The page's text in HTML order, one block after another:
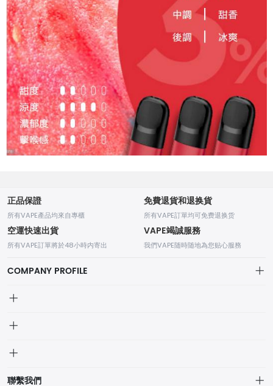
正品保證
所有VAPE產品均來自專櫃
免費退貨和退换貨
所有VAPE訂單均可免费退换货
空運快速出貨
所有VAPE訂單將於48小時内寄出
VAPE竭誠服務
我們VAPE随時随地為您贴心服務
COMPANY PROFILE
我的訂單
個人中心
品牌列表
聯繫我們